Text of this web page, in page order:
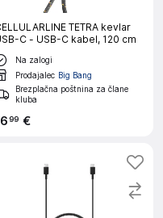
TETRA kevlar
C - USB-C kabel, 120 cm
Na zalogi
Prodajalec Big Bang
Brezplačna poštnina za člane
kluba
99 €